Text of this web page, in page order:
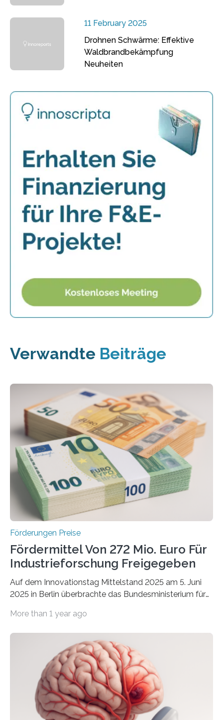
11 February 2025
Drohnen Schwärme: Effektive
Waldbrandbekämpfung
Neuheiten
Verwandte Beiträge
Förderungen Preise
Fördermittel Von 272 Mio. Euro Für
Industrieforschung Freigegeben
Auf dem Innovationstag Mittelstand 2025 am 5. Juni
2025 in Berlin überbrachte das Bundesministerium für
Überplanmäßige Verpflichtungsermächtigungen in
Woche vom Haushaltsausschuss freigegeben – unter
anderem zur Unterstützung der
Industrieforschungsprogramme Industrielle
Gemeinschaftsforschung (IGF), Zentrales
Innovationsprogramm Mittelstand (ZIM) und
Innovationskompetenz INNO-KOM. Auf dem
Innovationstag Mittelstand 2025 am 5. Juni 2025 in
More than 1 year ago